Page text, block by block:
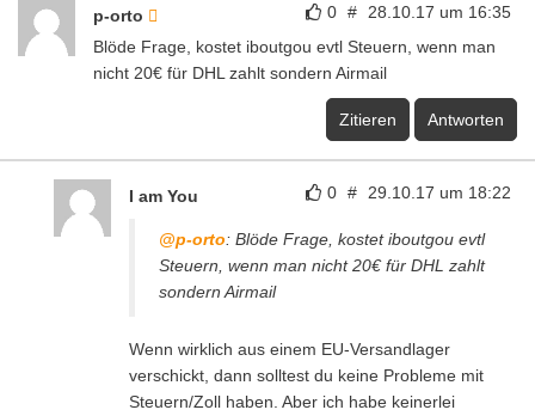
0 # 28.10.17 um 16:35
p-orto
Blöde Frage, kostet iboutgou evtl Steuern, wenn man
nicht 20€ für DHL zahlt sondern Airmail
Zitieren Antworten
0 # 29.10.17 um 18:22
I am You
@p-orto: Blöde Frage, kostet iboutgou evtl
Steuern, wenn man nicht 20€ für DHL zahlt
sondern Airmail
Wenn wirklich aus einem EU-Versandlager
verschickt, dann solltest du keine Probleme mit
Steuern/Zoll haben. Aber ich habe keinerlei